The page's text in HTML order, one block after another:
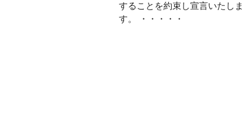
することを約束し宣言いたしま
す。 ・・・・・